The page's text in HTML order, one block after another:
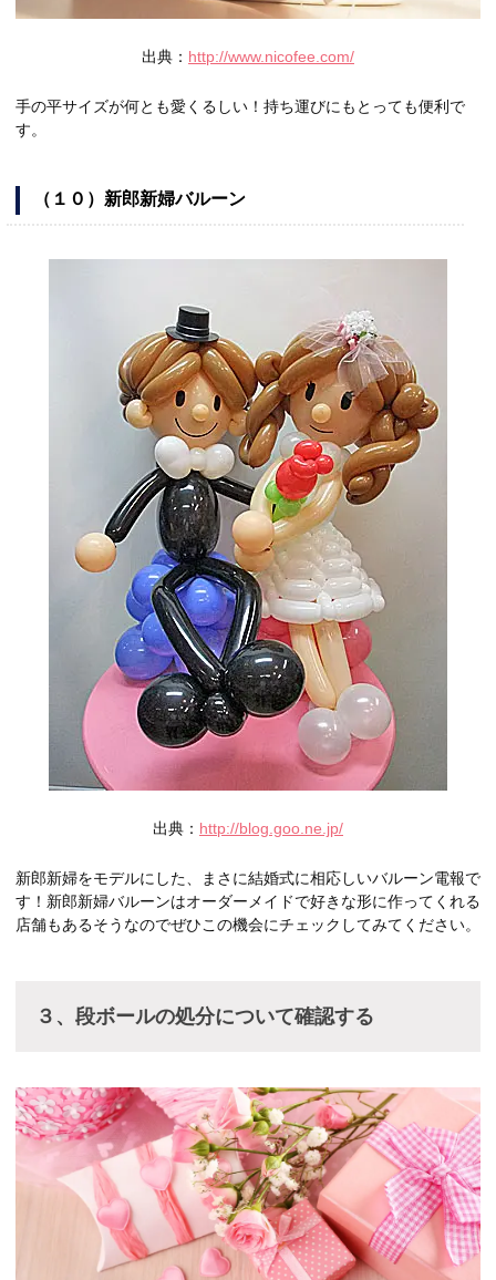
出典： http://www.nicofee.com/
手の平サイズが何とも愛くるしい！持ち運びにもとっても便利で
す。
（１０）新郎新婦バルーン
出典： http://blog.goo.ne.jp/
新郎新婦をモデルにした、まさに結婚式に相応しいバルーン電報で
す！新郎新婦バルーンはオーダーメイドで好きな形に作ってくれる
店舗もあるそうなのでぜひこの機会にチェックしてみてください。
３、段ボールの処分について確認する